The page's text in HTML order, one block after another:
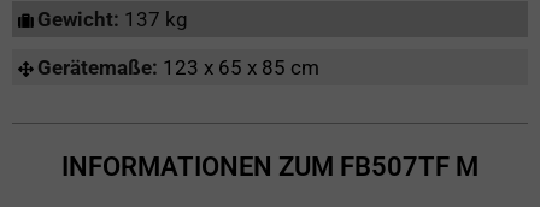
Gewicht: 137 kg
Gerätemaße: 123 x 65 x 85 cm
INFORMATIONEN ZUM FB507TF M